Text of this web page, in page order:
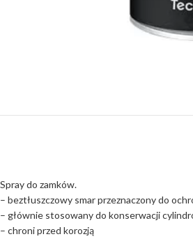
Spray do zamków.
– beztłuszczowy smar przeznaczony do
– głównie stosowany do konserwacji
– chroni przed korozją